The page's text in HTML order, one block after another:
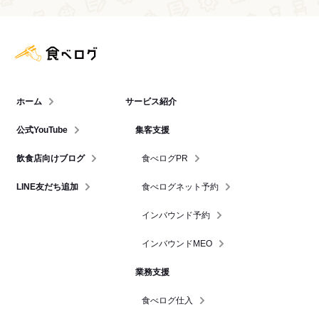
ホーム
公式YouTube
飲食店向けブログ
LINE友だち追加
サービス紹介
集客支援
食べログPR
食べログネット予約
インバウンド予約
インバウンドMEO
業務支援
食べログ仕入